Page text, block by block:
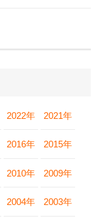
2022年 2021年
2016年 2015年
2010年 2009年
2004年 2003年